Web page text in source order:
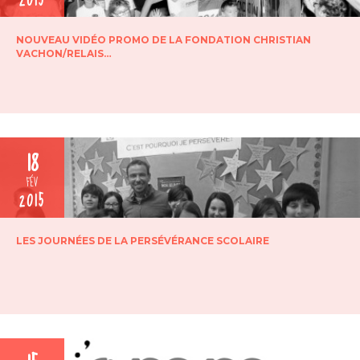
NOUVEAU VIDÉO PROMO DE LA FONDATION CHRISTIAN
VACHON/RELAIS…
18
FÉV
2015
LES JOURNÉES DE LA PERSÉVÉRANCE SCOLAIRE